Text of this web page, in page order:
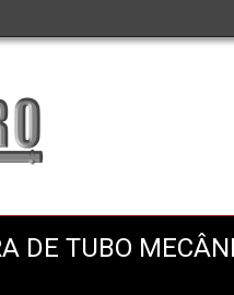
DE TUBO